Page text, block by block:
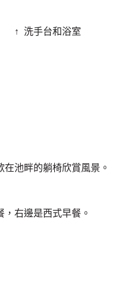
手台和浴室
池畔的躺椅欣賞風景。
右邊是西式早餐。